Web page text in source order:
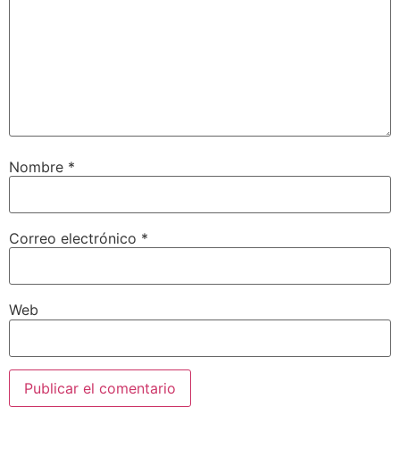
Nombre *
Correo electrónico *
Web